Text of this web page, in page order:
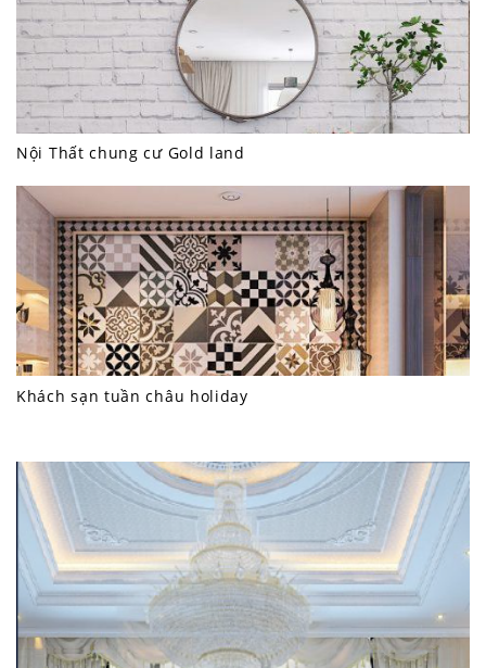
Nội Thất chung cư Gold land
Khách sạn tuần châu holiday